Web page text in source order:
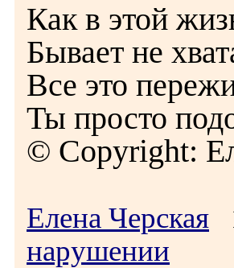
Как в этой
Бывает не
Все это
Ты просто
© Copyright:
Елена Черская
нарушении